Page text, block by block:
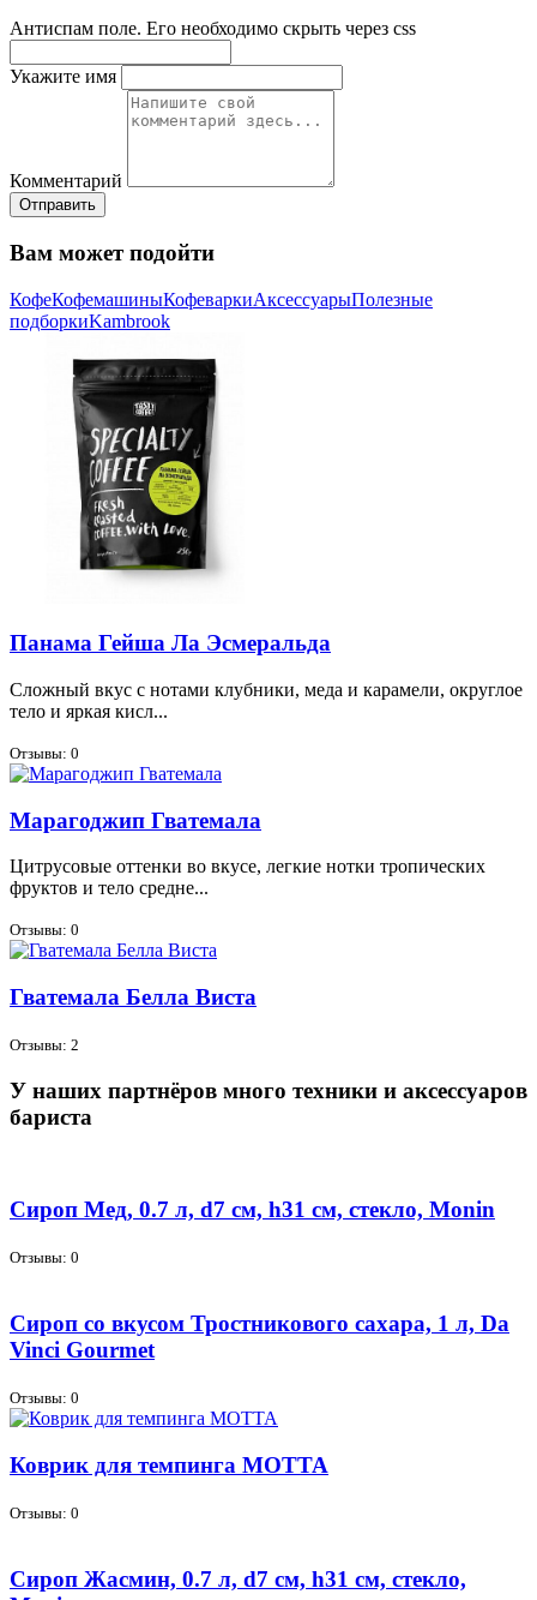
Антиспам поле. Его необходимо скрыть через css
Укажите имя
Комментарий
Отправить
Вам может подойти
КофеКофемашиныКофеваркиАксессуарыПолезные
подборкиKambrook
Панама Гейша Ла Эсмеральда
Слож­ный вкус с но­та­ми клуб­ни­ки, ме­да и ка­ра­ме­ли, округ­лое
те­ло и яр­кая кисл...
Отзывы: 0
Марагоджип Гватемала
Цит­ру­со­вые от­тен­ки во вку­се, лег­кие нот­ки тро­пи­че­ских
фрук­тов и те­ло средне...
Отзывы: 0
Гватемала Белла Виста
Отзывы: 2
У наших партнёров много техники и аксессуаров
бариста
Сироп Мед, 0.7 л, d7 см, h31 см, стекло, Monin
Отзывы: 0
Сироп со вкусом Тростникового сахара, 1 л, Da
Vinci Gourmet
Отзывы: 0
Коврик для темпинга МОТТА
Отзывы: 0
Сироп Жасмин, 0.7 л, d7 см, h31 см, стекло,